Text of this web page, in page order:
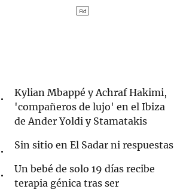
Kylian Mbappé y Achraf Hakimi,
'compañeros de lujo' en el Ibiza
de Ander Yoldi y Stamatakis
Sin sitio en El Sadar ni respuestas
Un bebé de solo 19 días recibe
terapia génica tras ser